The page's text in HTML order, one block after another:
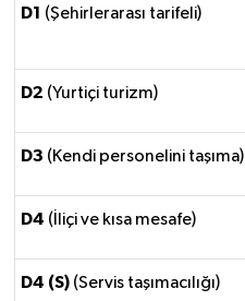
D1 (Şehirlerarası tarifeli)
D2 (Yurtiçi turizm)
D3 (Kendi personelini taşıma)
D4 (İliçi ve kısa mesafe)
D4 (S) (Servis taşımacılığı)